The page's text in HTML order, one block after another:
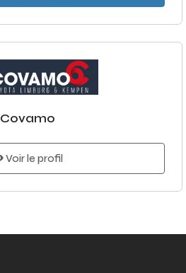
Covamo
Voir le profil